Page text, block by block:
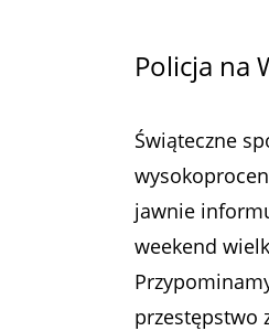
Policja na
Świąteczne
jawnie
weekend
przestępstwo